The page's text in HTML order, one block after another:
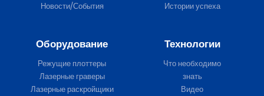
Новости/События
Истории успеха
Оборудование
Режущие плоттеры
Лазерные граверы
Лазерные раскройщики
Технологии
Что необходимо
знать
Видео